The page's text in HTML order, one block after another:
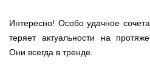
Интересно! Особо удачное
теряет актуальности на
Они всегда в тренде.